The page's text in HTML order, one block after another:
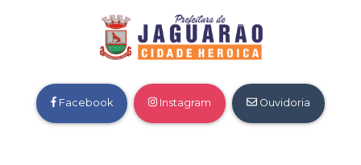
Facebook Instagram Ouvidoria